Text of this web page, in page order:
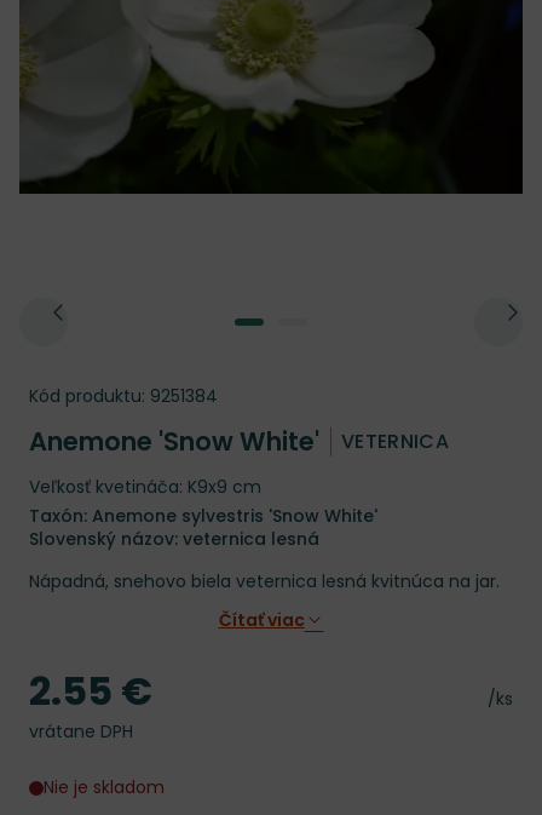
Kód produktu: 9251384
Anemone 'Snow White' VETERNICA
Veľkosť kvetináča: K9x9 cm
Taxón: Anemone sylvestris 'Snow White'
Slovenský názov: veternica lesná
Nápadná, snehovo biela veternica lesná kvitnúca na jar.
Čítať viac
Cena
/ks
Cena
2.55 €
vrátane DPH
Nie je skladom